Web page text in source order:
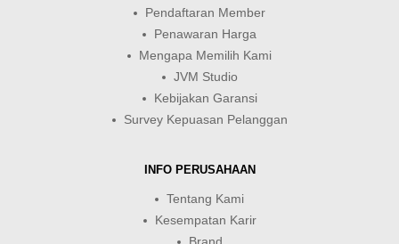
Pendaftaran Member
Penawaran Harga
Mengapa Memilih Kami
JVM Studio
Kebijakan Garansi
Survey Kepuasan Pelanggan
INFO PERUSAHAAN
Tentang Kami
Kesempatan Karir